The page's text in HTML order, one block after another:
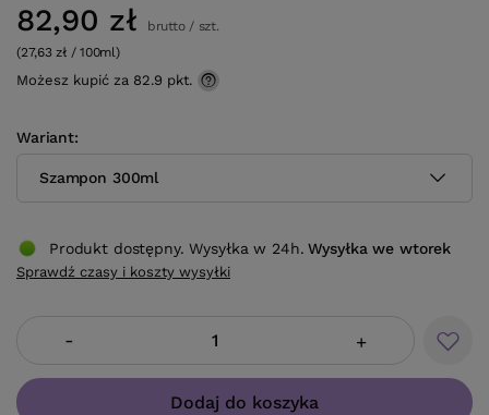
Wariant
Szampon 300ml
82,90 zł brutto/ szt.
(27,63 zł / 100ml)
Możesz kupić za 82.9 pkt.
- +
Dodaj do koszyka
Produkt dostępny. Wysyłka w 24h. Wysyłkawe wtorek
Sprawdź czasy i koszty wysyłki